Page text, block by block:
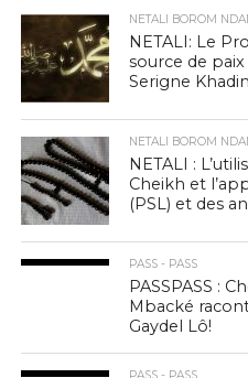
NETALI BOROM
NETALI: Le
source de
Serigne
NETALI BOROM
NETALI :
Cheikh et
(PSL) et des
PASS - PASS
PASSPASS :
Mbacké
Gaydel Lô!